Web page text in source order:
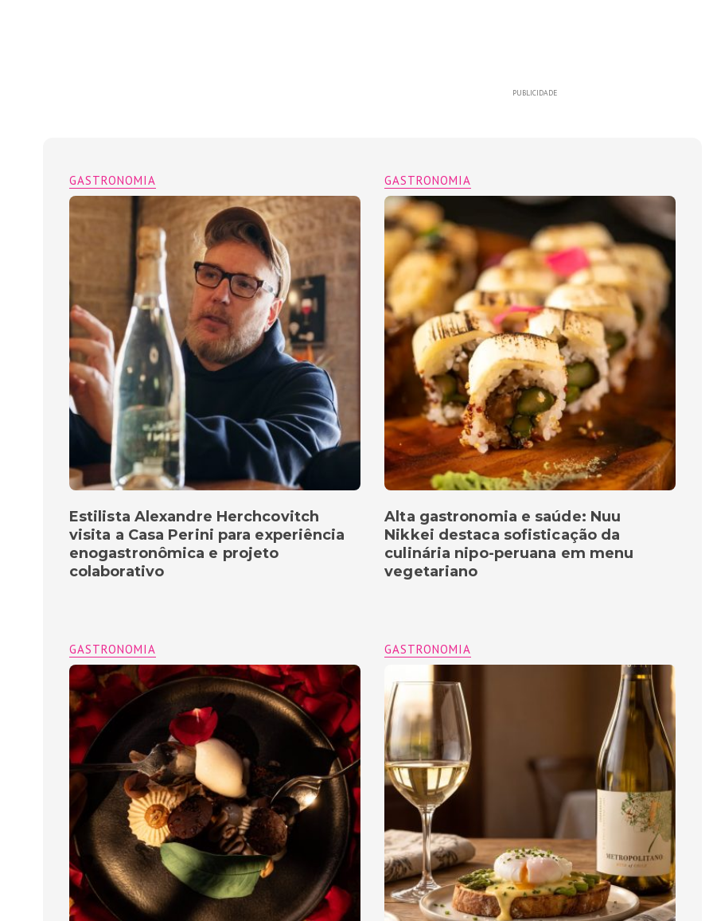
PUBLICIDADE
GASTRONOMIA
Alta gastronomia e saúde: Nuu
Nikkei destaca sofisticação da
culinária nipo-peruana em menu
vegetariano
GASTRONOMIA
Estilista Alexandre Herchcovitch
visita a Casa Perini para experiência
enogastronômica e projeto
colaborativo
GASTRONOMIA
GASTRONOMIA